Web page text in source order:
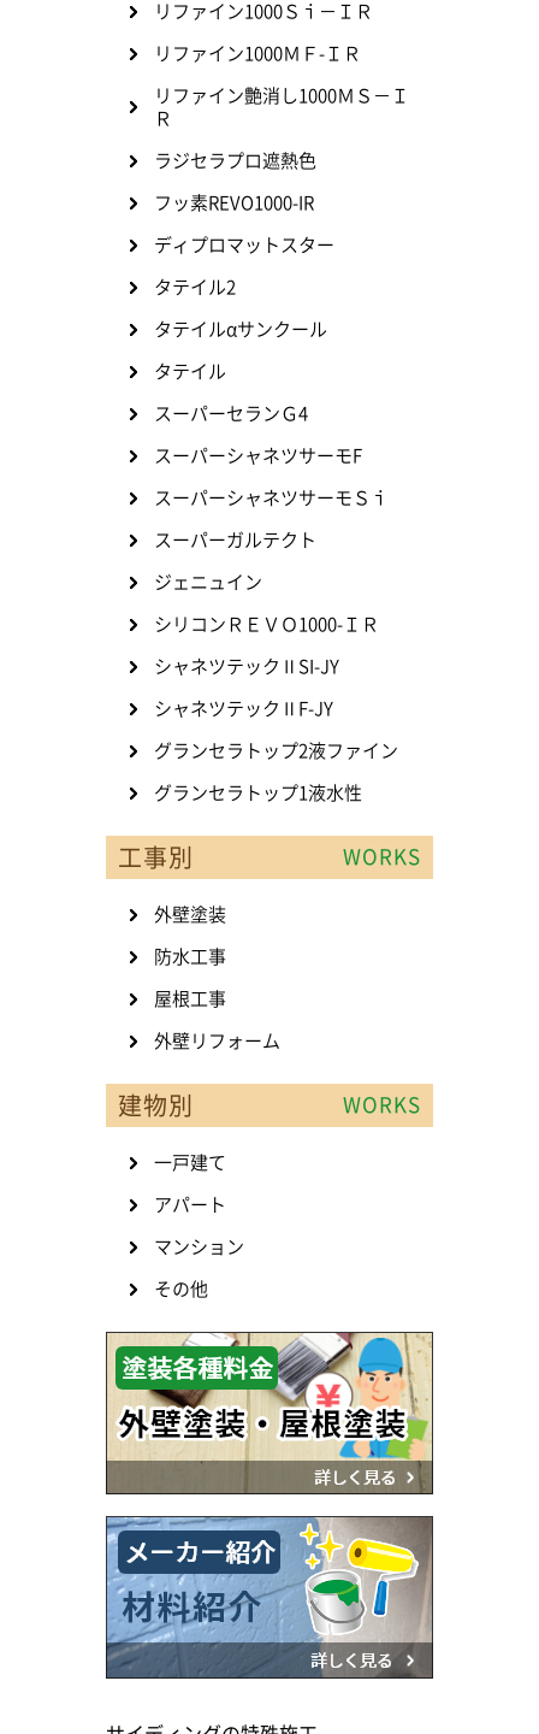
リファイン1000Ｓｉ－ＩＲ
リファイン1000ＭＦ-ＩＲ
リファイン艶消し1000ＭＳ－Ｉ
Ｒ
ラジセラプロ遮熱色
フッ素REVO1000-IR
ディプロマットスター
タテイル2
タテイルαサンクール
タテイル
スーパーセランＧ4
スーパーシャネツサーモF
スーパーシャネツサーモＳｉ
スーパーガルテクト
ジェニュイン
シリコンＲＥＶＯ1000-ＩＲ
シャネツテックⅡSI-JY
シャネツテックⅡF-JY
グランセラトップ2液ファイン
グランセラトップ1液水性
工事別 WORKS
外壁塗装
防水工事
屋根工事
外壁リフォーム
建物別 WORKS
一戸建て
アパート
マンション
その他